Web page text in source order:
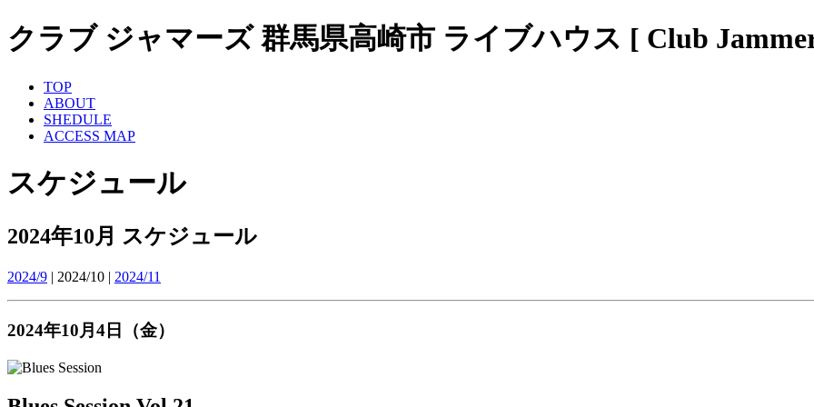
クラブ ジャマーズ 群馬県高崎市 ライブハウス [ Club
TOP
ABOUT
SHEDULE
ACCESS MAP
スケジュール
2024年10月 スケジュール
2024/9 | 2024/10 | 2024/11
2024年10月4日（金）